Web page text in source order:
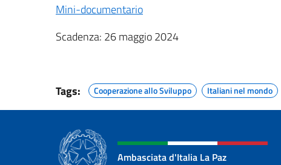
Mini-documentario
Scadenza: 26 maggio 2024
Tags: Cooperazione allo Sviluppo Italiani nel mondo
Ambasciata d'Italia La Paz